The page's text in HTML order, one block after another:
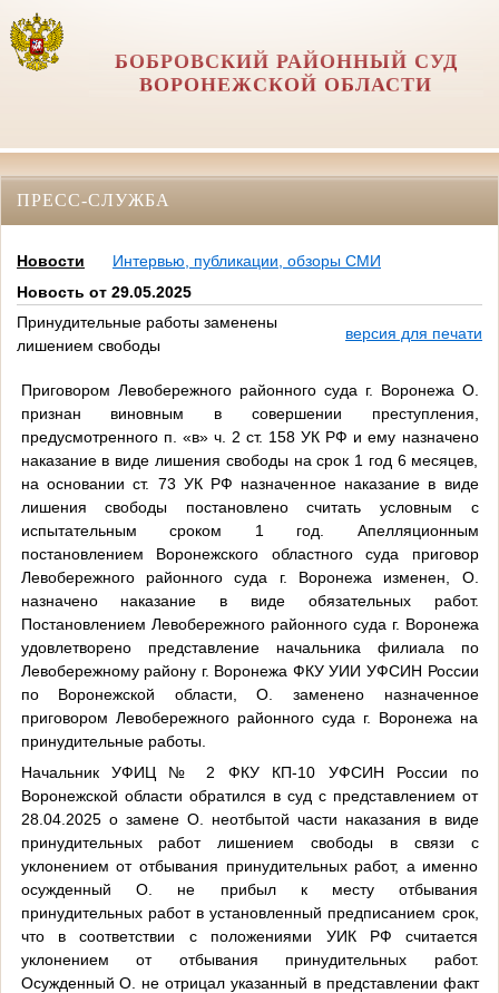
БОБРОВСКИЙ РАЙОННЫЙ СУД
ВОРОНЕЖСКОЙ ОБЛАСТИ
ПРЕСС-СЛУЖБА
Новости
Интервью, публикации, обзоры СМИ
Новость от 29.05.2025
Принудительные работы заменены
лишением свободы
версия для печати
Приговором Левобережного районного суда г. Воронежа О.
признан виновным в совершении преступления,
предусмотренного п. «в» ч. 2 ст. 158 УК РФ и ему назначено
наказание в виде лишения свободы на срок 1 год 6 месяцев,
на основании ст. 73 УК РФ назначенное наказание в виде
лишения свободы постановлено считать условным с
испытательным сроком 1 год. Апелляционным
постановлением Воронежского областного суда приговор
Левобережного районного суда г. Воронежа изменен, О.
назначено наказание в виде обязательных работ.
Постановлением Левобережного районного суда г. Воронежа
удовлетворено представление начальника филиала по
Левобережному району г. Воронежа ФКУ УИИ УФСИН России
по Воронежской области, О. заменено назначенное
приговором Левобережного районного суда г. Воронежа на
принудительные работы.
Начальник УФИЦ № 2 ФКУ КП-10 УФСИН России по
Воронежской области обратился в суд с представлением от
28.04.2025 о замене О. неотбытой части наказания в виде
принудительных работ лишением свободы в связи с
уклонением от отбывания принудительных работ, а именно
осужденный О. не прибыл к месту отбывания
принудительных работ в установленный предписанием срок,
что в соответствии с положениями УИК РФ считается
уклонением от отбывания принудительных работ.
Осужденный О. не отрицал указанный в представлении факт